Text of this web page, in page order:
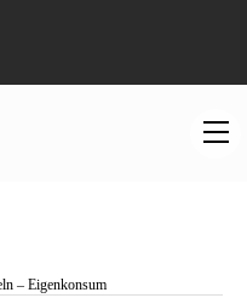
– Eigenkonsum